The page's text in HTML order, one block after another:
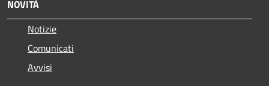
NOVITÀ
Notizie
Comunicati
Avvisi